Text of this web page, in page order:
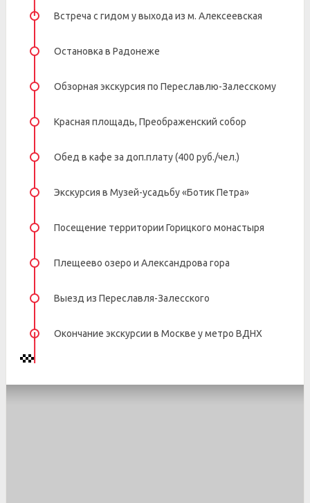
Встреча с гидом у выхода из м. Алексеевская
Остановка в Радонеже
Обзорная экскурсия по Переславлю-Залесскому
Красная площадь, Преображенский собор
Обед в кафе за доп.плату (400 руб./чел.)
Экскурсия в Музей-усадьбу «Ботик Петра»
Посещение территории Горицкого монастыря
Плещеево озеро и Александрова гора
Выезд из Переславля-Залесского
Окончание экскурсии в Москве у метро ВДНХ